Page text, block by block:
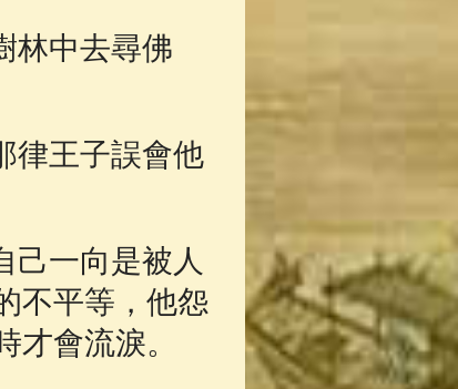
中去尋佛
王子誤會他
一向是被人
不平等，他怨
會流淚。